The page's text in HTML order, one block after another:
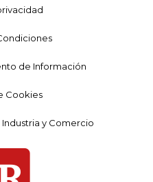
de Información
Cookies
y Comercio